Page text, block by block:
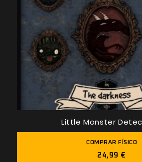
Little Monster
COMPRAR FÍSICO
24,99 €